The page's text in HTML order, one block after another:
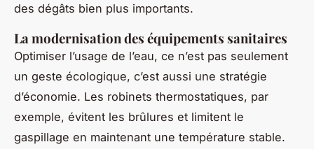
des dégâts bien plus importants.
La modernisation des équipements sanitaires
Optimiser l’usage de l’eau, ce n’est pas seulement
un geste écologique, c’est aussi une stratégie
d’économie. Les robinets thermostatiques, par
exemple, évitent les brûlures et limitent le
gaspillage en maintenant une température stable.